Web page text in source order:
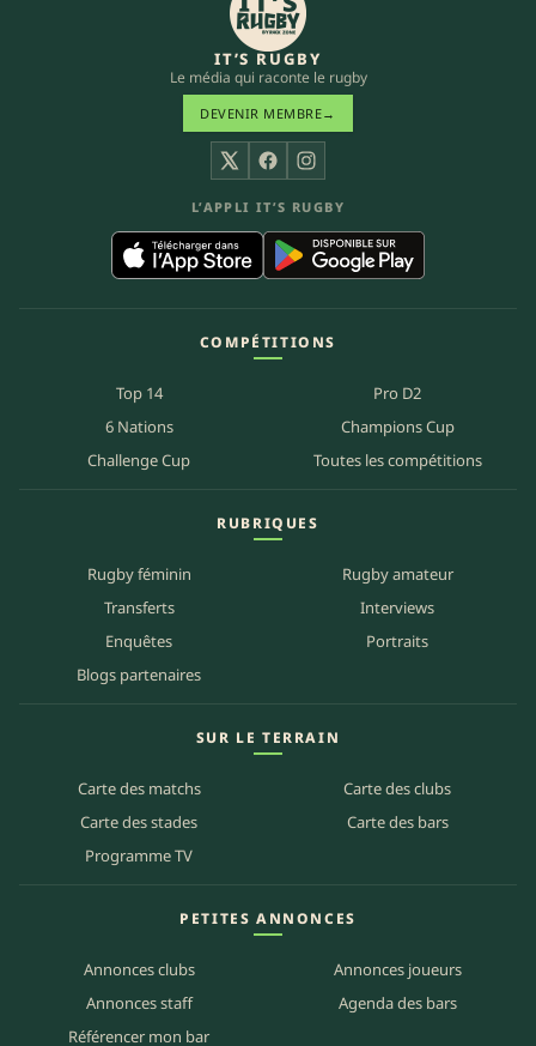
IT’S RUGBY
Le média qui raconte le rugby
DEVENIR MEMBRE→
X FacebookInstagram
L’APPLI IT’S RUGBY
COMPÉTITIONS
Top 14
Pro D2
6 Nations
Champions Cup
Challenge Cup
Toutes les compétitions
RUBRIQUES
Rugby féminin
Rugby amateur
Transferts
Interviews
Enquêtes
Portraits
Blogs partenaires
SUR LE TERRAIN
Carte des matchs
Carte des clubs
Carte des stades
Carte des bars
Programme TV
PETITES ANNONCES
Annonces clubs
Annonces joueurs
Annonces staff
Agenda des bars
Référencer mon bar